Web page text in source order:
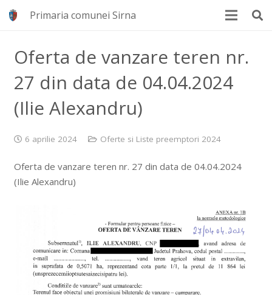
Primaria comunei Sirna
Oferta de vanzare teren nr.
27 din data de 04.04.2024
(Ilie Alexandru)
6 aprilie 2024 Oferte si Liste preemptori 2024
Oferta de vanzare teren nr. 27 din data de 04.04.2024
(Ilie Alexandru)